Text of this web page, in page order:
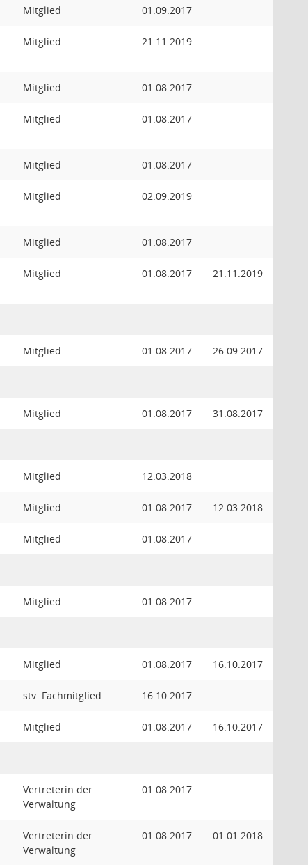
Mitglied 01.09.2017
Mitglied 21.11.2019
Mitglied 01.08.2017
Mitglied 01.08.2017
Mitglied 01.08.2017
Mitglied 02.09.2019
Mitglied 01.08.2017
Mitglied 01.08.2017 21.11.2019
Mitglied 01.08.2017 26.09.2017
Mitglied 01.08.2017 31.08.2017
Mitglied 12.03.2018
Mitglied 01.08.2017 12.03.2018
Mitglied 01.08.2017
Mitglied 01.08.2017
Mitglied 01.08.2017 16.10.2017
stv. Fachmitglied 16.10.2017
Mitglied 01.08.2017 16.10.2017
Vertreterin der
Verwaltung
01.08.2017
Vertreterin der
Verwaltung
01.08.2017 01.01.2018